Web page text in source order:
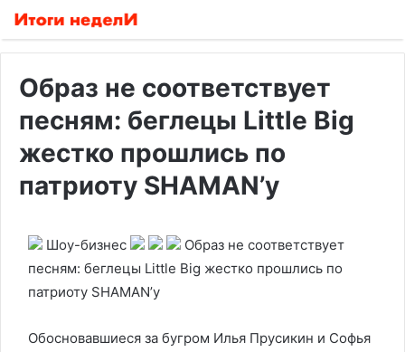
Образ не соответствует
песням: беглецы Little Big
жестко прошлись по
патриоту SHAMAN’у
Шоу-бизнес
Образ не соответствует
песням: беглецы Little Big жестко прошлись по
патриоту SHAMAN’у
Обосновавшиеся за бугром Илья Прусикин и Софья